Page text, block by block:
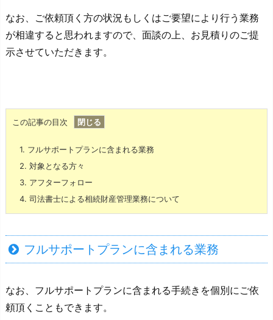
なお、ご依頼頂く方の状況もしくはご要望により行う業務
が相違すると思われますので、面談の上、お見積りのご提
示させていただきます。
この記事の目次
1. フルサポートプランに含まれる業務
2. 対象となる方々
3. アフターフォロー
4. 司法書士による相続財産管理業務について
フルサポートプランに含まれる業務
なお、フルサポートプランに含まれる手続きを個別にご依
頼頂くこともできます。